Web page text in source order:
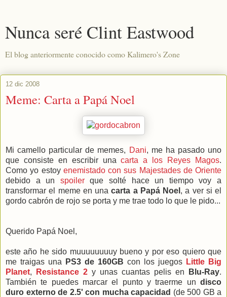
Nunca seré Clint Eastwood
El blog anteriormente conocido como Kalimero's Zone
12 dic 2008
Meme: Carta a Papá Noel
Mi camello particular de memes, Dani, me ha pasado uno
que consiste en escribir unacarta a los Reyes Magos.
Como yo estoy enemistado con sus Majestades de Oriente
debido a un spoilerque solté hace un tiempo voy a
transformar el meme en unacarta a Papá Noel , a ver si el
gordo cabrón de rojo se porta y me trae todo lo que le pido...
Querido Papá Noel,
este año he sido muuuuuuuuy bueno y por eso quiero que
me traigas una
PS3 de 160GB con los juegos Little Big
Planet, Resistance 2 y unas cuantas pelis en Blu-Ray.
También te puedes marcar el punto y traerme un disco
duro externo de 2.5' con mucha capacidad (de 500 GB a